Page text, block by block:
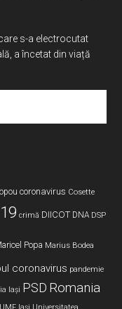
s-a electrocutat
a încetat din viață
coronavirus Cosette
crimă DIICOT DNA DSP
Popa Marius Bodea
coronavirus pandemie
Iași PSD Romania
UMF Iași Universitatea